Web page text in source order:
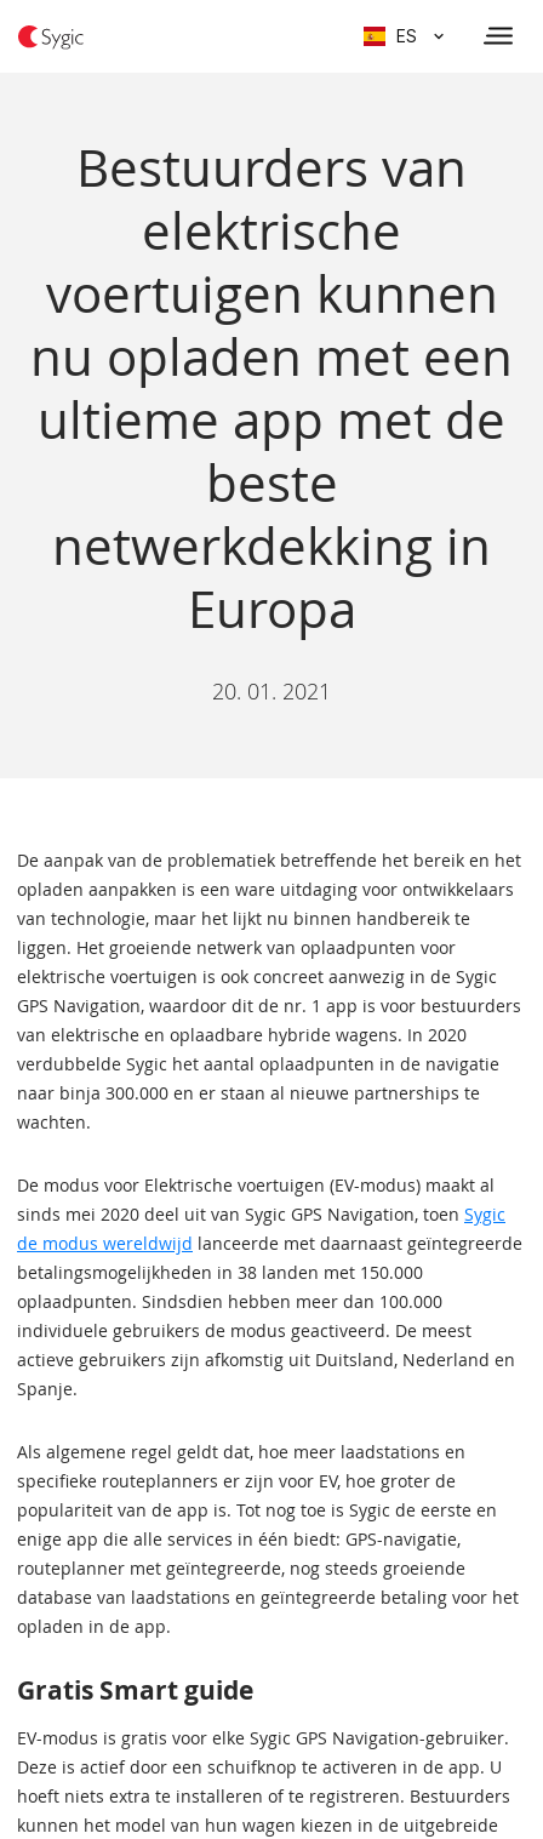
ES
Bestuurders van
elektrische
voertuigen kunnen
nu opladen met een
ultieme app met de
beste
netwerkdekking in
Europa
20. 01. 2021
De aanpak van de problematiek betreffende het bereik en het
opladen aanpakken is een ware uitdaging voor ontwikkelaars
van technologie, maar het lijkt nu binnen handbereik te
liggen. Het groeiende netwerk van oplaadpunten voor
elektrische voertuigen is ook concreet aanwezig in de Sygic
GPS Navigation, waardoor dit de nr. 1 app is voor bestuurders
van elektrische en oplaadbare hybride wagens. In 2020
verdubbelde Sygic het aantal oplaadpunten in de navigatie
naar binja 300.000 en er staan al nieuwe partnerships te
wachten.
De modus voor Elektrische voertuigen (EV-modus) maakt al
sinds mei 2020 deel uit van Sygic GPS Navigation, toen Sygic
de modus wereldwijd lanceerde met daarnaast geïntegreerde
betalingsmogelijkheden in 38 landen met 150.000
oplaadpunten. Sindsdien hebben meer dan 100.000
individuele gebruikers de modus geactiveerd. De meest
actieve gebruikers zijn afkomstig uit Duitsland, Nederland en
Spanje.
Als algemene regel geldt dat, hoe meer laadstations en
specifieke routeplanners er zijn voor EV, hoe groter de
populariteit van de app is. Tot nog toe is Sygic de eerste en
enige app die alle services in één biedt: GPS-navigatie,
routeplanner met geïntegreerde, nog steeds groeiende
database van laadstations en geïntegreerde betaling voor het
opladen in de app.
Gratis Smart guide
EV-modus is gratis voor elke Sygic GPS Navigation-gebruiker.
Deze is actief door een schuifknop te activeren in de app. U
hoeft niets extra te installeren of te registreren. Bestuurders
kunnen het model van hun wagen kiezen in de uitgebreide